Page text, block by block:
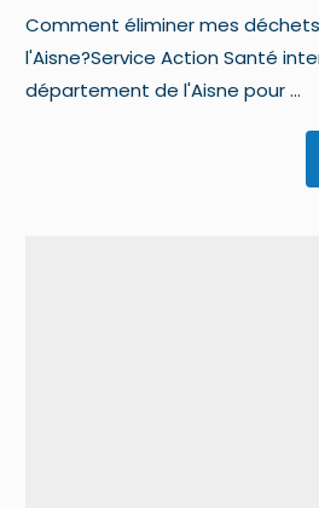
Comment éliminer mes
l'Aisne?Service Action Santé
département de l'Aisne pour ...